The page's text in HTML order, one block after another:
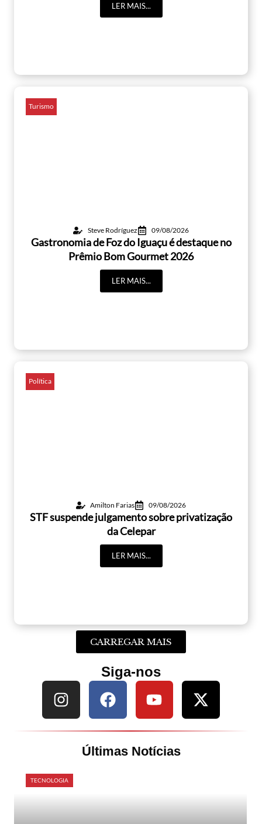
LER MAIS...
Turismo
Steve Rodríguez 09/08/2026
Gastronomia de Foz do Iguaçu é destaque no
Prêmio Bom Gourmet 2026
LER MAIS...
Política
Amilton Farias 09/08/2026
STF suspende julgamento sobre privatização
da Celepar
LER MAIS...
CARREGAR MAIS
Siga-nos
Últimas Notícias
TECNOLOGIA